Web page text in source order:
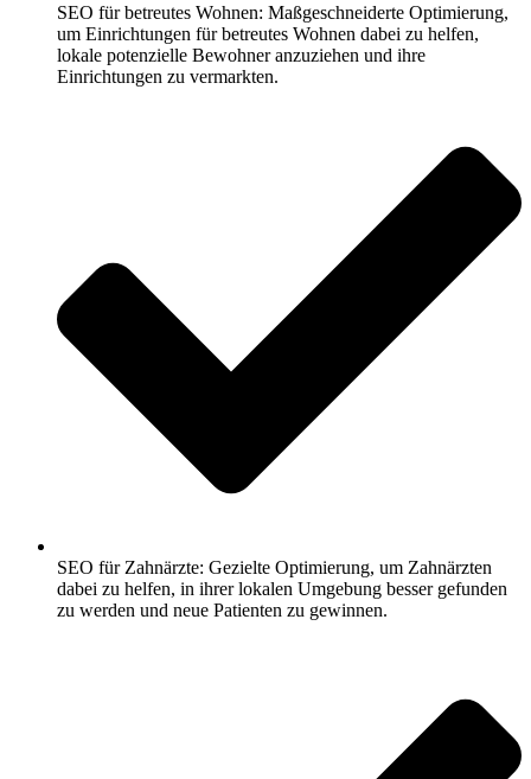
SEO für betreutes Wohnen: Maßgeschneiderte Optimierung,
um Einrichtungen für betreutes Wohnen dabei zu helfen,
lokale potenzielle Bewohner anzuziehen und ihre
Einrichtungen zu vermarkten.
SEO für Zahnärzte: Gezielte Optimierung, um Zahnärzten
dabei zu helfen, in ihrer lokalen Umgebung besser gefunden
zu werden und neue Patienten zu gewinnen.